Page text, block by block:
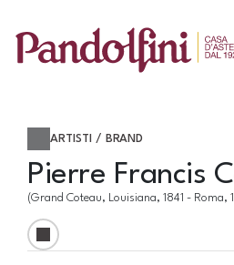
ARTISTI / BRAND
Pierre Francis
(Grand Coteau, Louisiana, 1841 - Roma,